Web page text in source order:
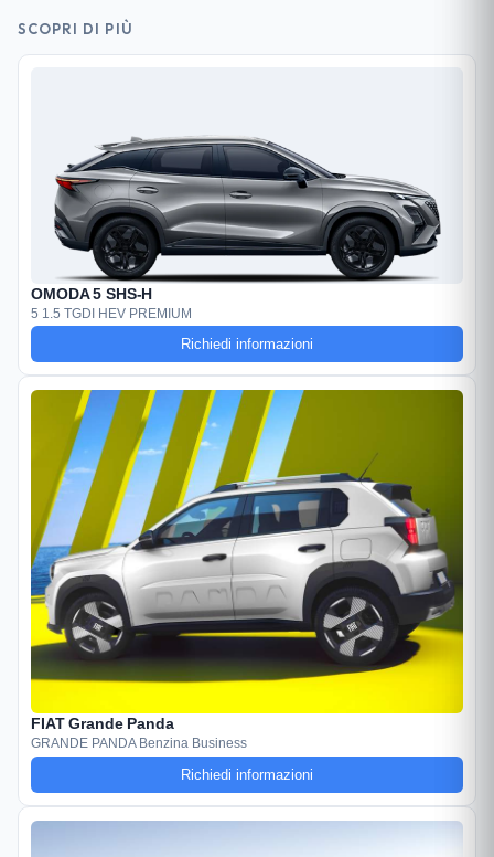
SCOPRI DI PIÙ
OMODA 5 SHS-H
5 1.5 TGDI HEV PREMIUM
Richiedi informazioni
FIAT Grande Panda
GRANDE PANDA Benzina Business
Richiedi informazioni